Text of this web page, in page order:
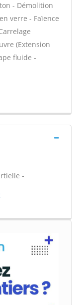
- Démolition
verre - Faïence
(Extension
fluide -
-